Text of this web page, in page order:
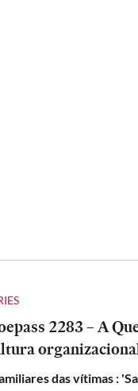
2283 – A
das vítimas :